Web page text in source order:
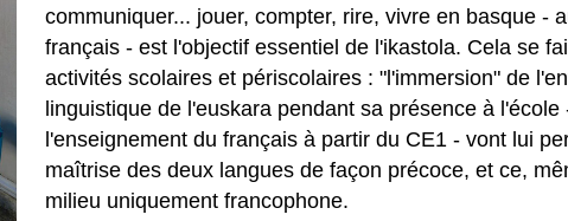
communiquer... jouer, compter, rire, vivre en basque -
français - est l'objectif essentiel de l'ikastola. Cela se
activités scolaires et périscolaires : "l'immersion" de
linguistique de l'euskara pendant sa présence à l'école
l'enseignement du français à partir du CE1 - vont lui
maîtrise des deux langues de façon précoce, et ce,
milieu uniquement francophone.